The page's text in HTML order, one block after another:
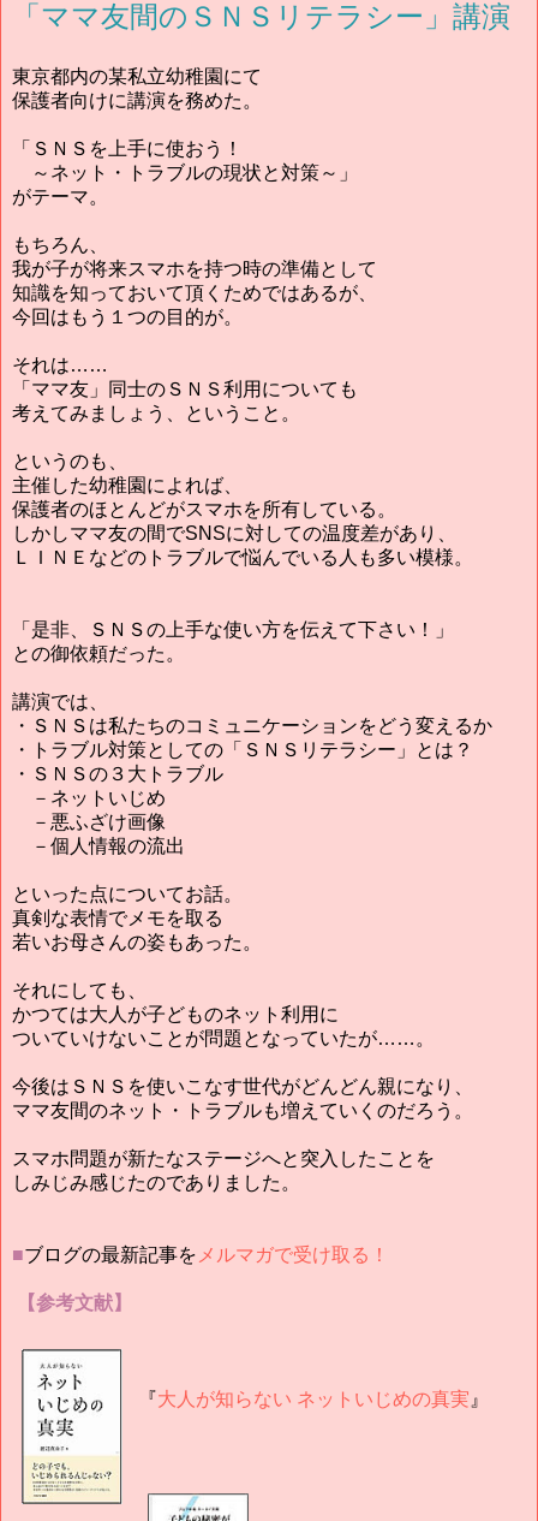
「ママ友間のＳＮＳリテラシー」講演
東京都内の某私立幼稚園にて
保護者向けに講演を務めた。
「ＳＮＳを上手に使おう！
～ネット・トラブルの現状と対策～」
がテーマ。
もちろん、
我が子が将来スマホを持つ時の準備として
知識を知っておいて頂くためではあるが、
今回はもう１つの目的が。
それは……
「ママ友」同士のＳＮＳ利用についても
考えてみましょう、ということ。
というのも、
主催した幼稚園によれば、
保護者のほとんどがスマホを所有している。
しかしママ友の間でSNSに対しての温度差があり、
ＬＩＮＥなどのトラブルで悩んでいる人も多い模様。
「是非、ＳＮＳの上手な使い方を伝えて下さい！」
との御依頼だった。
講演では、
・ＳＮＳは私たちのコミュニケーションをどう変えるか
・トラブル対策としての「ＳＮＳリテラシー」とは？
・ＳＮＳの３大トラブル
－ネットいじめ
－悪ふざけ画像
－個人情報の流出
といった点についてお話。
真剣な表情でメモを取る
若いお母さんの姿もあった。
それにしても、
かつては大人が子どものネット利用に
ついていけないことが問題となっていたが……。
今後はＳＮＳを使いこなす世代がどんどん親になり、
ママ友間のネット・トラブルも増えていくのだろう。
スマホ問題が新たなステージへと突入したことを
しみじみ感じたのでありました。
■ブログの最新記事を メルマガで受け取る！
【参考文献】
『大人が知らない ネットいじめの真実 』